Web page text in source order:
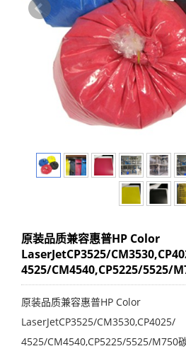
原装品质兼容惠普HP Color
LaserJetCP3525/
4525/CM4540,CP5225/5525/
原装品质兼容惠普HP Color
LaserJetCP3525/CM3530,CP4025/
4525/CM4540,CP5225/5525/M750